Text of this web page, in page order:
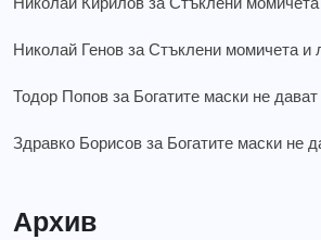
Николай Генов заСтъклени момичета и
Тодор Попов за Богатите маски не
Здравко Борисов за Богатите маски не
Архив